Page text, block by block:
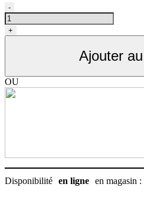
quantité
de
Lame
#15
(1.2mm)
-
+
Ajouter
OU
Disponibilité en ligne en magasin